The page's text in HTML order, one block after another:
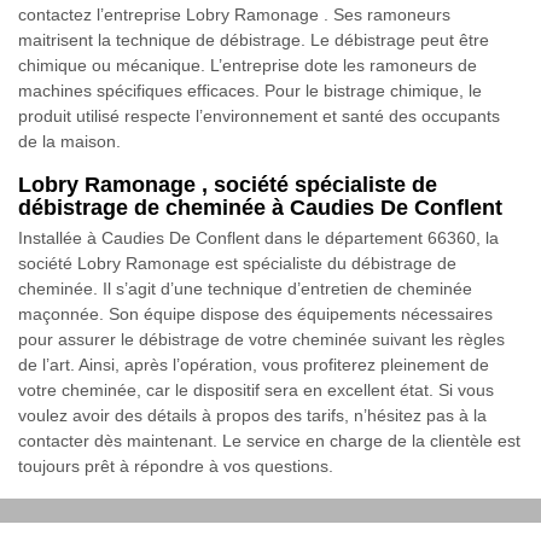
contactez l’entreprise Lobry Ramonage . Ses ramoneurs
maitrisent la technique de débistrage. Le débistrage peut être
chimique ou mécanique. L’entreprise dote les ramoneurs de
machines spécifiques efficaces. Pour le bistrage chimique, le
produit utilisé respecte l’environnement et santé des occupants
de la maison.
Lobry Ramonage , société spécialiste de
débistrage de cheminée à Caudies De Conflent
Installée à Caudies De Conflent dans le département 66360, la
société Lobry Ramonage est spécialiste du débistrage de
cheminée. Il s’agit d’une technique d’entretien de cheminée
maçonnée. Son équipe dispose des équipements nécessaires
pour assurer le débistrage de votre cheminée suivant les règles
de l’art. Ainsi, après l’opération, vous profiterez pleinement de
votre cheminée, car le dispositif sera en excellent état. Si vous
voulez avoir des détails à propos des tarifs, n’hésitez pas à la
contacter dès maintenant. Le service en charge de la clientèle est
toujours prêt à répondre à vos questions.